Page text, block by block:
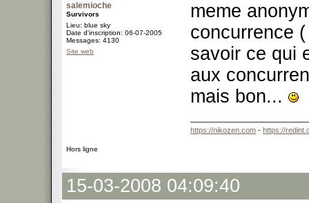
salemioche
Survivors
Lieu: blue sky
Date d'inscription: 06-07-2005
Messages: 4130
Site web
meme
concurrence
savoir ce qui
aux
mais bon...
https://nikozen.com - https://
Hors ligne
15-03-2008 04:09:40